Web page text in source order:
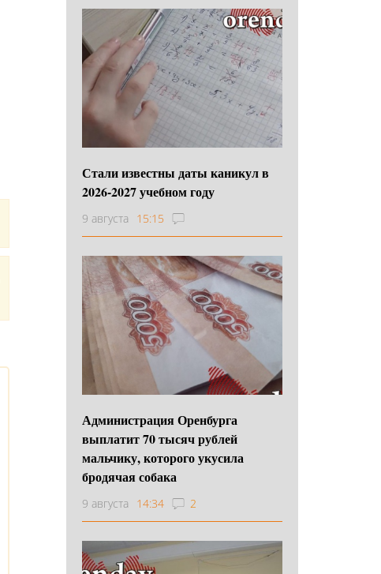
Стали известны даты каникул в
2026-2027 учебном году
9 августа 15:15
Администрация Оренбурга
выплатит 70 тысяч рублей
мальчику, которого укусила
бродячая собака
9 августа 14:34 2